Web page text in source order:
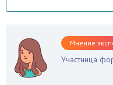
Мнение
Участница